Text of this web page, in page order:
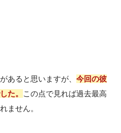
あると思いますが、 今回の彼
た。
この点で見れば過去最高
ません。